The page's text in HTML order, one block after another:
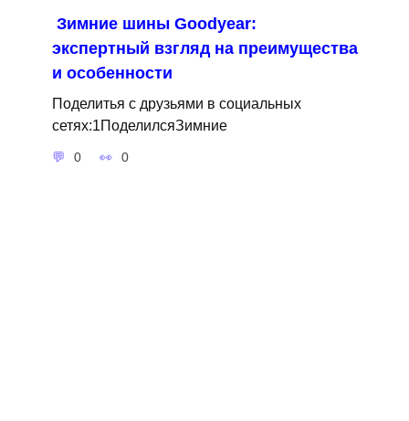
Зимние шины Goodyear:
экспертный взгляд на преимущества
и особенности
Поделитья с друзьями в социальных
сетях:1ПоделилсяЗимние
0 0